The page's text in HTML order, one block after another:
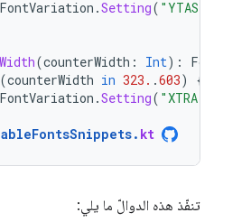
FontVariation .Setting( "YTAS"
(counterWidth : Int):
(counterWidth in 323. .603) {
FontVariation .Setting( "XTRA"
. kt
تنفّذ هذه الدوالّ ما يلي: